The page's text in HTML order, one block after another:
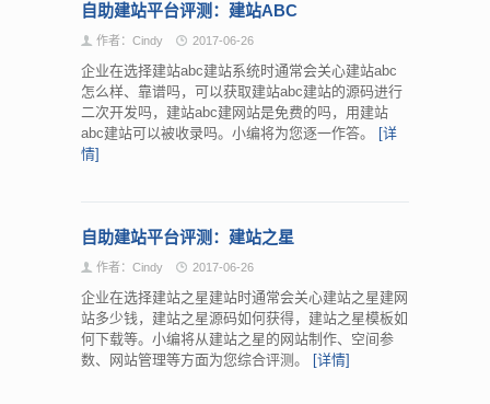
自助建站平台评测：建站ABC
作者：Cindy 2017-06-26
企业在选择建站abc建站系统时通常会关心建站abc
怎么样、靠谱吗，可以获取建站abc建站的源码进行
二次开发吗，建站abc建网站是免费的吗，用建站
abc建站可以被收录吗。小编将为您逐一作答。
[详
情]
自助建站平台评测：建站之星
作者：Cindy 2017-06-26
企业在选择建站之星建站时通常会关心建站之星建网
站多少钱，建站之星源码如何获得，建站之星模板如
何下载等。小编将从建站之星的网站制作、空间参
数、网站管理等方面为您综合评测。
[详情]